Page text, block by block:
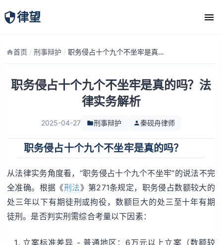
律望
律师团队
首页 / 刑事辩护 / 职务侵占十个九个不坐牢是真的吗？法律实务解析
职务侵占十个九个不坐牢是真的吗？法
律实务解析
2025-04-27 刑事辩护 秦砚舟律师
职务侵占十个九个不坐牢是真的吗？
从法律实务角度看，“职务侵占十个九个不坐牢”的说法不完
全准确。根据《刑法》第271条规定，职务侵占数额较大的
处三年以下有期徒刑或拘役，数额巨大的处三至十年有期
徒刑。是否判实刑需综合考量以下因素：
立案标准差异 - 普通地区：6万元以上立案（数额较